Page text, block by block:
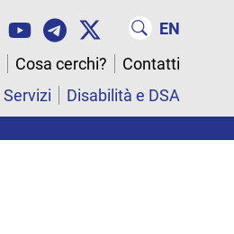
EN
Cosa cerchi?
Contatti
Servizi Disabilità e DSA